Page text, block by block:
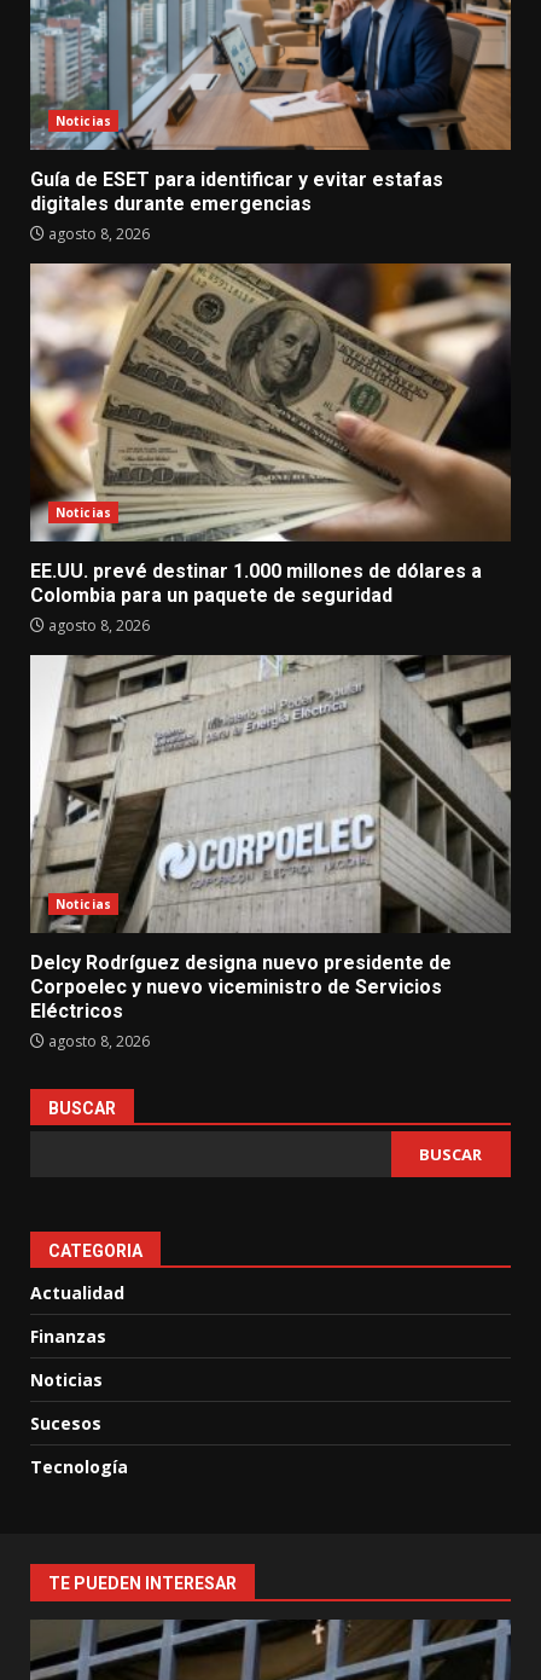
Noticias
Guía de ESET para identificar y evitar estafas
digitales durante emergencias
agosto 8, 2026
Noticias
EE.UU. prevé destinar 1.000 millones de dólares a
Colombia para un paquete de seguridad
agosto 8, 2026
Noticias
Delcy Rodríguez designa nuevo presidente de
Corpoelec y nuevo viceministro de Servicios
Eléctricos
agosto 8, 2026
BUSCAR
BUSCAR
CATEGORIA
Actualidad
Finanzas
Noticias
Sucesos
Tecnología
TE PUEDEN INTERESAR